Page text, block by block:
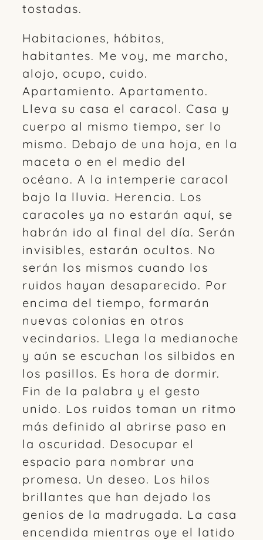
tostadas.
Habitaciones, hábitos,
habitantes. Me voy, me marcho,
alojo, ocupo, cuido.
Apartamiento. Apartamento.
Lleva su casa el caracol. Casa y
cuerpo al mismo tiempo, ser lo
mismo. Debajo de una hoja, en la
maceta o en el medio del
océano. A la intemperie caracol
bajo la lluvia. Herencia. Los
caracoles ya no estarán aquí, se
habrán ido al final del día. Serán
invisibles, estarán ocultos. No
serán los mismos cuando los
ruidos hayan desaparecido. Por
encima del tiempo, formarán
nuevas colonias en otros
vecindarios. Llega la medianoche
y aún se escuchan los silbidos en
los pasillos. Es hora de dormir.
Fin de la palabra y el gesto
unido. Los ruidos toman un ritmo
más definido al abrirse paso en
la oscuridad. Desocupar el
espacio para nombrar una
promesa. Un deseo. Los hilos
brillantes que han dejado los
genios de la madrugada. La casa
encendida mientras oye el latido